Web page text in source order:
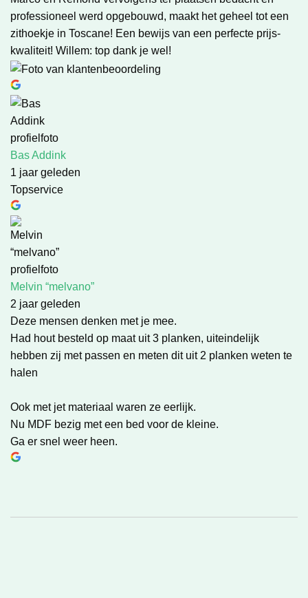
professioneel werd opgebouwd, maakt het geheel tot een
zithoekje in Toscane! Een bewijs van een perfecte prijs-
kwaliteit! Willem: top dank je wel!
Bas Addink
1 jaar geleden
Topservice
Melvin “melvano”
2 jaar geleden
Deze mensen denken met je mee.
Had hout besteld op maat uit 3 planken, uiteindelijk
hebben zij met passen en meten dit uit 2 planken weten te
halen
Ook met jet materiaal waren ze eerlijk.
Nu MDF bezig met een bed voor de kleine.
Ga er snel weer heen.